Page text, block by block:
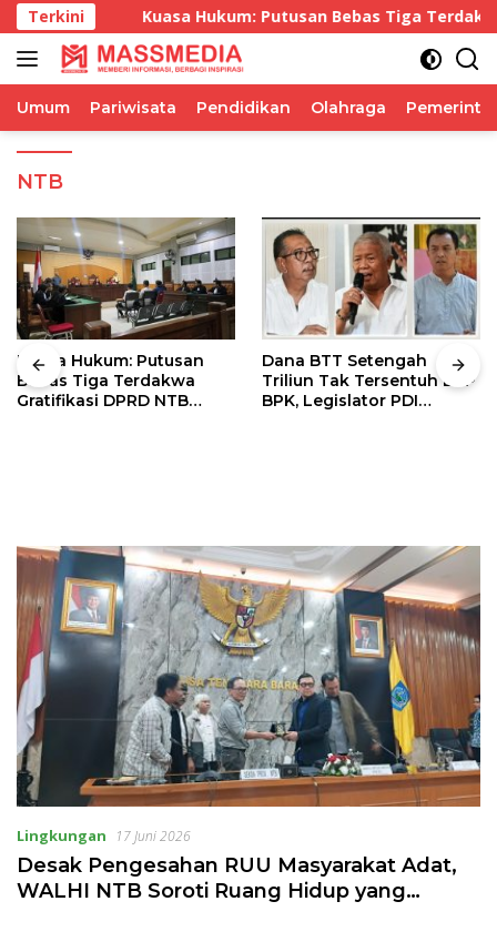
Langsung
ke
konten
Terkini Kuasa Hukum: Putusan Bebas Tiga Terdakwa
Umum Pariwisata Pendidikan Olahraga
NTB
Kuasa Hukum: Putusan
Bebas Tiga Terdakwa
Gratifikasi DPRD NTB
Dana BTT Setengah
Triliun Tak Tersentuh LHP
BPK, Legislator PDI
Lingkungan 17 Juni 2026
Desak Pengesahan RUU Masyarakat Adat,
WALHI NTB Soroti Ruang Hidup yang